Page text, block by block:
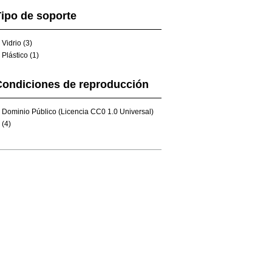
de soporte
Vidrio (3)
Plástico (1)
de reproducción
Dominio Público (Licencia CC0 1.0 Universal)
(4)